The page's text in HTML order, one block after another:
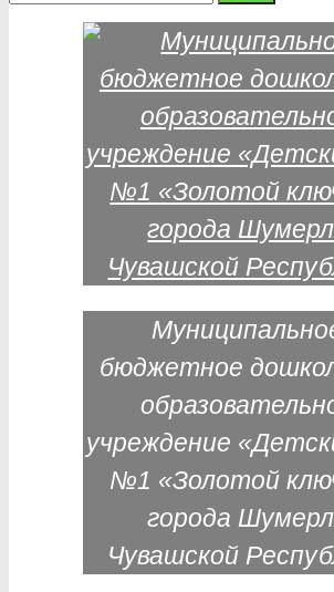
бюджетное
учреждение
№1 «Золотой
города
Чувашской